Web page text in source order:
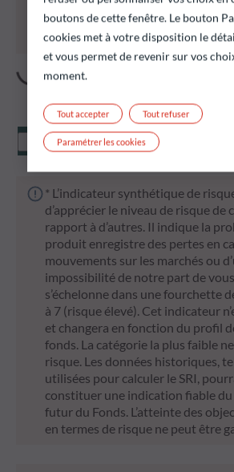
Il est rappelé que les
préjugent pas des performances
pas constantes dans le temps.
Valeur liquidative
* L’indicateur synthétique de
d’apprécier le niveau de risque de
rapport à d’autres. Il indique la
produit enregistre des pertes en
mouvements sur les marchés ou
impossibilité de notre part de
s’échelonne dans une fourchette
à 7 (risque élevé). Cet indicateur
et changera en fonction du profil
fonds. La catégorie la plus faible
risque. Les données historiques,
utilisées pour calculer le SRI,
constituer une indication fiable
futur du Fonds. L’atteinte des
en termes de risque ne peut être
boutons de cette fenêtre. Le bouton
cookies met à votre disposition le
et vous permet de revenir sur vos
moment.
Tout refuser
Tout accepter
Paramétrer les cookies